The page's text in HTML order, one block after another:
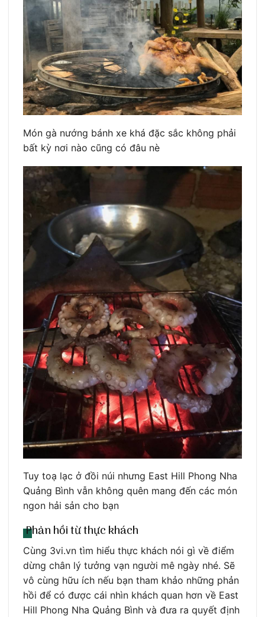
Món gà nướng bánh xe khá đặc sắc không phải
bất kỳ nơi nào cũng có đâu nè
Tuy toạ lạc ở đồi núi nhưng East Hill Phong Nha
Quảng Bình vẫn không quên mang đến các món
ngon hải sản cho bạn
Phản hồi từ thực khách
Cùng 3vi.vn tìm hiểu thực khách nói gì về điểm
dừng chân lý tưởng vạn người mê ngày nhé. Sẽ
vô cùng hữu ích nếu bạn tham khảo những phản
hồi để có được cái nhìn khách quan hơn về East
Hill Phong Nha Quảng Bình và đưa ra quyết định